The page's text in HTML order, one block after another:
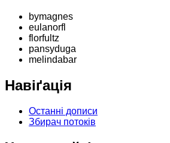
bymagnes
eulanorfl
florfultz
pansyduga
melindabar
Навіґація
Останні дописи
Збирач потоків